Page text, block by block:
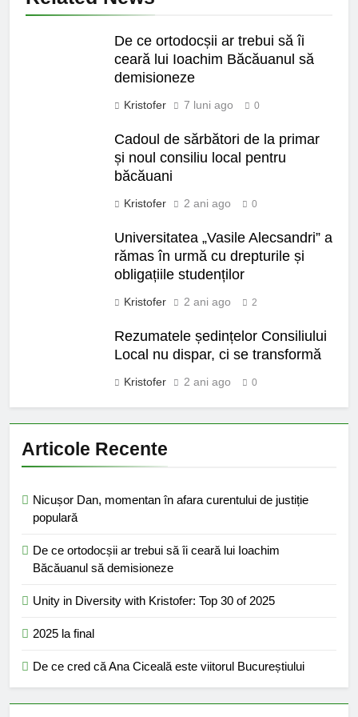
De ce ortodocșii ar trebui să îi
ceară lui Ioachim Băcăuanul să
demisioneze
Kristofer 7 luni ago 0
Cadoul de sărbători de la primar
și noul consiliu local pentru
băcăuani
Kristofer 2 ani ago 0
Universitatea „Vasile Alecsandri” a
rămas în urmă cu drepturile și
obligațiile studenților
Kristofer 2 ani ago 2
Rezumatele ședințelor Consiliului
Local nu dispar, ci se transformă
Kristofer 2 ani ago 0
Articole Recente
Nicușor Dan, momentan în afara curentului de justiție
populară
De ce ortodocșii ar trebui să îi ceară lui Ioachim
Băcăuanul să demisioneze
Unity in Diversity with Kristofer: Top 30 of 2025
2025 la final
De ce cred că Ana Ciceală este viitorul Bucureștiului